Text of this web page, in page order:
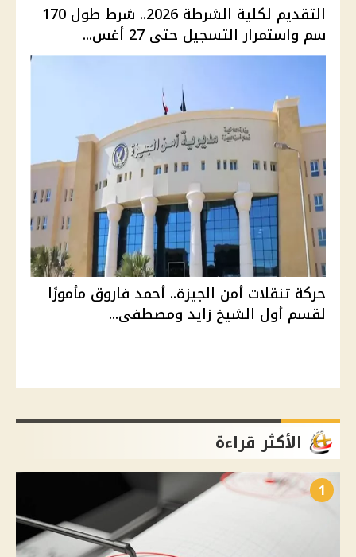
التقديم لكلية الشرطة 2026.. شرط طول 170
سم واستمرار التسجيل حتى 27 أغس...
حركة تنقلات أمن الجيزة.. أحمد فاروق مأمورًا
لقسم أول الشيخ زايد ومصطفى...
الأكثر قراءة
1